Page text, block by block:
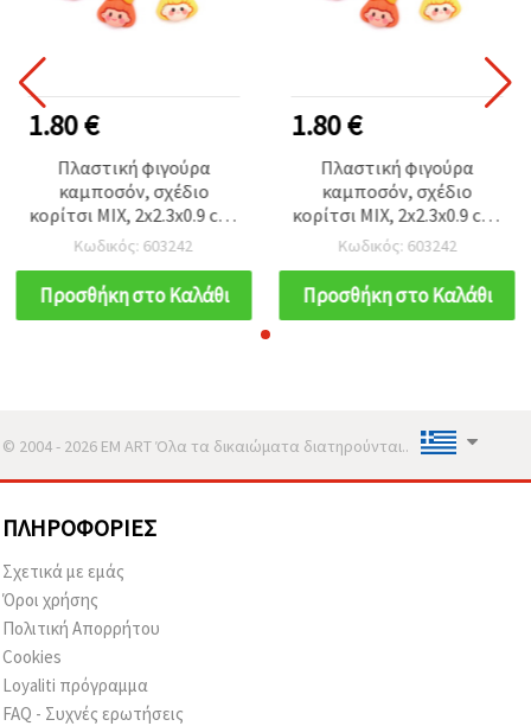
1.80 €
Πλαστική φιγούρα
καμποσόν, σχέδιο
κορίτσι MIX, 2x2.3x0.9 cm,
Μικτά χρώματα - 10 τεμ.
Κωδικός: 603242
Προσθήκη στο Καλάθι
1.80 €
Πλαστική φιγούρα
καμποσόν, σχέδιο
κορίτσι MIX, 2x2.3x0.9 cm,
Μικτά χρώματα - 10 τεμ.
Κωδικός: 603242
Προσθήκη στο Καλάθι
© 2004 - 2026 EM ART Όλα τα δικαιώματα διατηρούνται..
ΠΛΗΡΟΦΟΡΊΕΣ
Σχετικά με εμάς
Όροι χρήσης
Πολιτική Απορρήτου
Cookies
Loyaliti πρόγραμμα
FAQ - Συχνές ερωτήσεις